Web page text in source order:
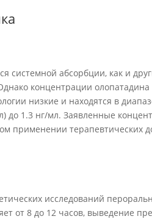
системной абсорбции, как и
концентрации олопатадина
низкие и находятся в
до 1.3 нг/мл. Заявленные
применении терапевтических
исследований
от 8 до 12 часов, выведение